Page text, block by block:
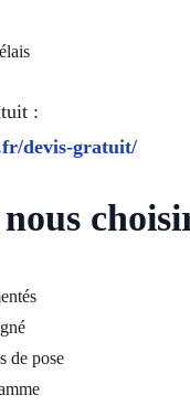
:
devis-gratuit/
de pose